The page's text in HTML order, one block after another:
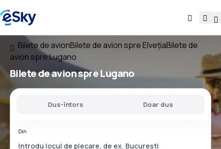
Bilete de avionBilete de avion spre ElveţiaBilete de
avion spre Lugano
Bilete de avion spre Lugano
Dus-întors Doar dus
Din